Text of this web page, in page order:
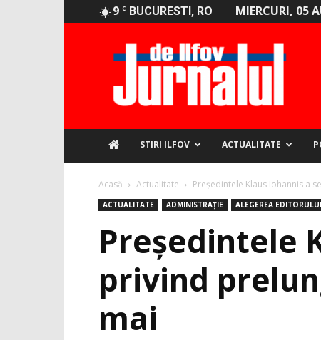
9 C BUCURESTI, RO MIERCURI, 05
STIRI ILFOV ACTUALITATE
Acasă Actualitate Președintele Klaus Iohannis a
ACTUALITATE ADMINISTRAȚIE ALEGEREA EDITORULUI
Președintele
privind
mai